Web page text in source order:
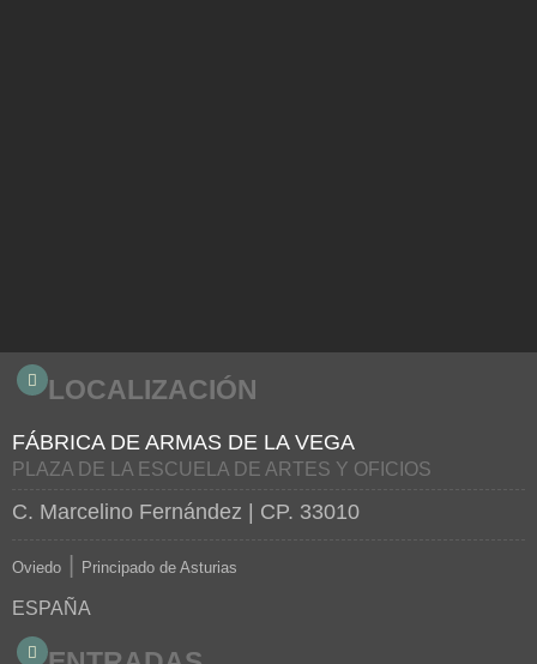
LOCALIZACIÓN
FÁBRICA DE ARMAS DE LA VEGA
PLAZA DE LA ESCUELA DE ARTES Y OFICIOS
C. Marcelino Fernández | CP. 33010
Oviedo Principado de Asturias
ESPAÑA